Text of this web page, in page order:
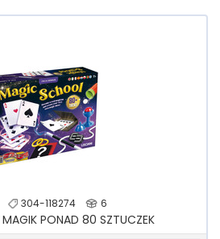
304-118274 6
MAGIK PONAD 80 SZTUCZEK